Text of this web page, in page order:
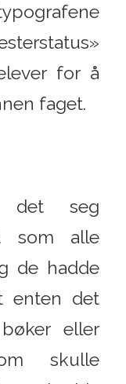
for å
faget.
det seg
som alle
de hadde
enten det
eller
skulle